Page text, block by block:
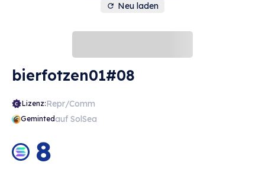
Neu laden
bierfotzen01#08
Lizenz:Repr/Comm
Gemintedauf SolSea
8